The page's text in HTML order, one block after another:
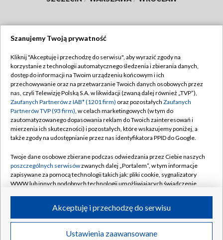
TVP
Abonament TVP
Emisja w TVP
Centrum informacji TVP
Naziemna Telewizja Cyfrowa
Rada Programowa
System NOS
Informacje o nadawcy
Program dla prasy
Regulamin TVP
Polityka prywatności
Moje zgody
Pomoc
Kontakt
Kanały
©2026 Telewizja Polska S.A. w likwidacji
Szanujemy Twoją prywatność
Kliknij "Akceptuję i przechodzę do serwisu", aby wyrazić zgody na
korzystanie z technologii automatycznego śledzenia i zbierania danych,
dostęp do informacji na Twoim urządzeniu końcowym i ich
przechowywanie oraz na przetwarzanie Twoich danych osobowych przez
nas, czyli Telewizję Polską S.A. w likwidacji (zwaną dalej również „TVP”),
Zaufanych Partnerów z IAB* (1201 firm) oraz pozostałych Zaufanych
Partnerów TVP (93 firm), w celach marketingowych (w tym do
zautomatyzowanego dopasowania reklam do Twoich zainteresowań i
mierzenia ich skuteczności) i pozostałych, które wskazujemy poniżej, a
także zgody na udostępnianie przez nas identyfikatora PPID do Google.
Twoje dane osobowe zbierane podczas odwiedzania przez Ciebie naszych
poszczególnych serwisówzwanych dalej „Portalem”, w tym informacje
zapisywane za pomocą technologii takich jak: pliki cookie, sygnalizatory
WWW lub innych podobnych technologii umożliwiających świadczenie
ruchu w Internecie.
Twoje dane osobowe zbierane podczas odwiedzania przez Ciebie
poszczególnych serwisówna Portalu, takie jak adresy IP, identyfikatory
Ustawienia zaawansowane
Akceptuję i przechodzę do serwisu